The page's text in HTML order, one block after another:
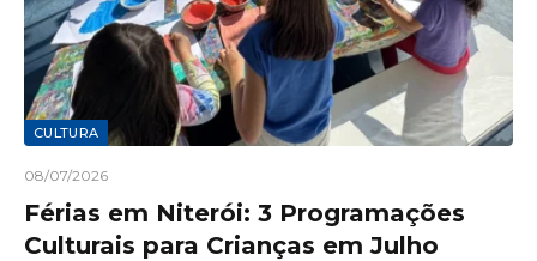
CULTURA
08/07/2026
Férias em Niterói: 3 Programações
Culturais para Crianças em Julho